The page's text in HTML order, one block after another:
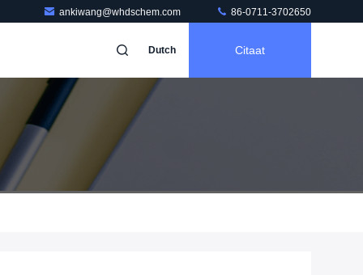
ankiwang@whdschem.com 86-0711-3702650
Dutch Citaat